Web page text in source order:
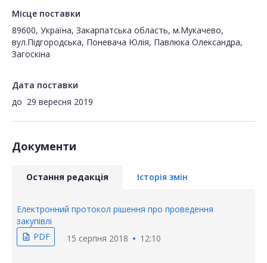
Місце поставки
89600, Україна, Закарпатська область, м.Мукачево,
вул.Підгородська, Поневача Юлія, Павлюка Олександра,
Загоскіна
Дата поставки
до 29 вересня 2019
Документи
Остання редакція Історія змін
Електронний протокол рішення про проведення
закупівлі
description PDF 15 серпня 2018 12:10